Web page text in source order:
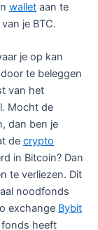
wallet aan te
je BTC.
je op kan
te beleggen
van het
Mocht de
dan ben je
de crypto
in Bitcoin? Dan
te verliezen. Dit
noodfonds
exchange Bybit
fonds heeft